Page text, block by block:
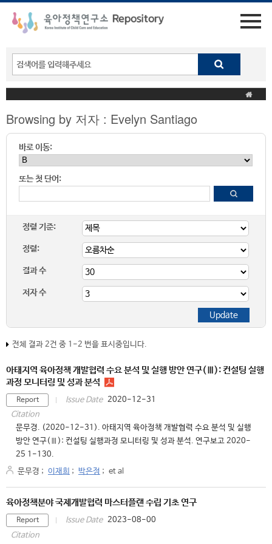
Browsing by 저자 : Evelyn Santiago
바로 이동:
또는 첫 단어:
정렬 기준:
정렬:
결과 수
저자 수
전체 결과 2건 중 1-2 번을 표시중입니다.
아태지역 육아정책 개발협력 수요 분석 및 실행 방안 연구(Ⅲ): 컨설팅 실행
과정 모니터링 및 성과 분석
Report Issue Date 2020-12-31
Citation
문무경. (2020-12-31). 아태지역 육아정책 개발협력 수요 분석 및 실행
방안 연구(Ⅲ): 컨설팅 실행과정 모니터링 및 성과 분석. 연구보고 2020-
25 1-130.
문무경 ; 이재희 ; 박은정 ; et al
육아정책분야 국제개발협력 마스터플랜 수립 기초 연구
Report Issue Date 2023-08-00
Citation